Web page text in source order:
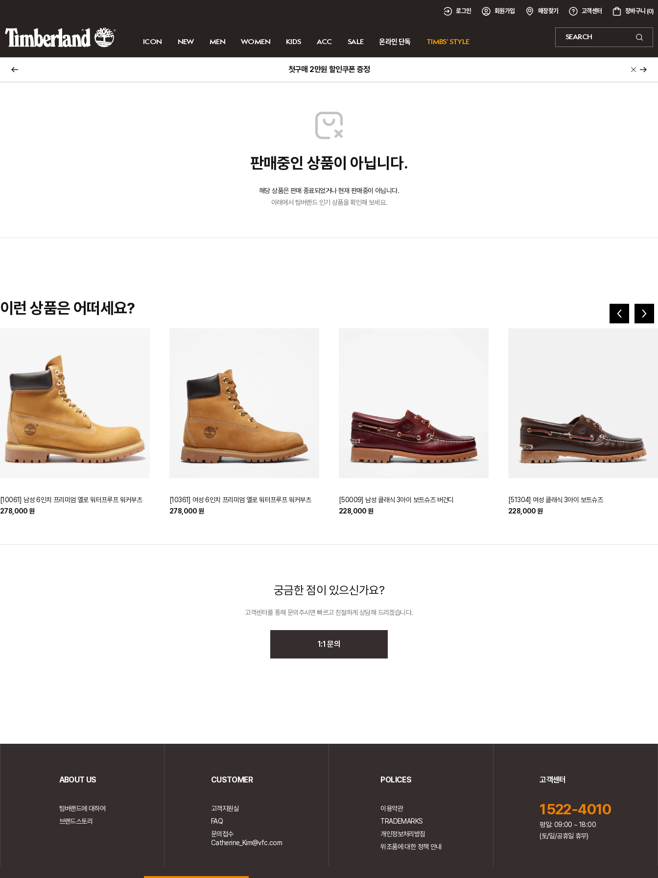
로그인 회원가입 매장찾기 고객센터 장바구니 (0)
ICON NEW MEN WOMEN KIDS ACC SALE 온라인 단독 TIMBS’ STYLE
SEARCH
첫구매 2만원 할인쿠폰 증정
판매중인 상품이 아닙니다.
해당 상품은 판매 종료되었거나 현재 판매중이 아닙니다.
아래에서 팀버랜드 인기 상품을 확인해 보세요.
이런 상품은 어떠세요?
[10061] 남성 6인치 프리미엄 옐로 워터프루프 워커부츠
278,000 원
[10361] 여성 6인치 프리미엄 옐로 워터프루프 워커부츠
278,000 원
[50009] 남성 클래식 3아이 보트슈즈 버건디
228,000 원
[51304] 여성 클래식 3아이 보트슈즈
228,000 원
궁금한 점이 있으신가요?
고객센터를 통해 문의주시면 빠르고 친절하게 상담해 드리겠습니다.
1:1 문의
ABOUT US
팀버랜드에 대하여
브랜드스토리
CUSTOMER
고객지원실
FAQ
문의접수
Catherine_Kim@vfc.com
POLICES
이용약관
TRADEMARKS
개인정보처리방침
위조품에 대한 정책 안내
고객센터
1522-4010
평일: 09:00 ~ 18:00
(토/일/공휴일 휴무)